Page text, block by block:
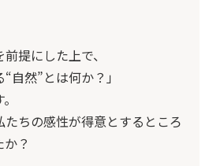
提にした上で、
自然”とは何か？」
たちの感性が得意とするところ
？